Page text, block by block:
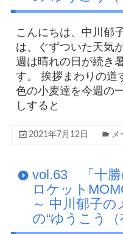
こんにちは、中川郁
は、ぐずついた天気
週は晴れの日が続き
す。 挨拶まわりの道
色の小麦達を今週の
しすると
2021年7月12日 メ
vol.63 「十勝
ロケット
～ 中川郁子
の“ゆうこう（